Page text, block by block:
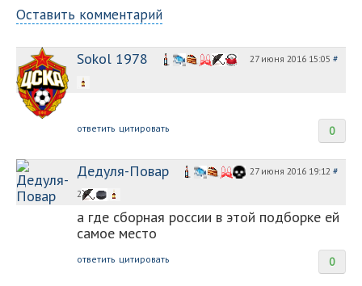
Оставить комментарий
Sokol 1978 27 июня 2016 15:05 #
0
ответить цитировать
Дедуля-Повар 27 июня 2016 19:12 #
2
а где сборная россии в этой подборке ей
самое место
0
ответить цитировать